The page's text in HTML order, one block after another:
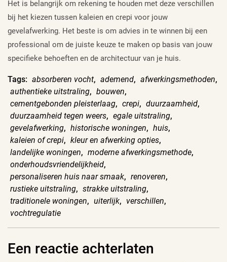
Het is belangrijk om rekening te houden met deze verschillen
bij het kiezen tussen kaleien en crepi voor jouw
gevelafwerking. Het beste is om advies in te winnen bij een
professional om de juiste keuze te maken op basis van jouw
specifieke behoeften en de architectuur van je huis.
Tags: absorberen vocht, ademend, afwerkingsmethoden,
authentieke uitstraling, bouwen,
cementgebonden pleisterlaag, crepi, duurzaamheid,
duurzaamheid tegen weers, egale uitstraling,
gevelafwerking, historische woningen, huis,
kaleien of crepi, kleur en afwerking opties,
landelijke woningen, moderne afwerkingsmethode,
onderhoudsvriendelijkheid,
personaliseren huis naar smaak, renoveren,
rustieke uitstraling, strakke uitstraling,
traditionele woningen, uiterlijk, verschillen,
vochtregulatie
Een reactie achterlaten